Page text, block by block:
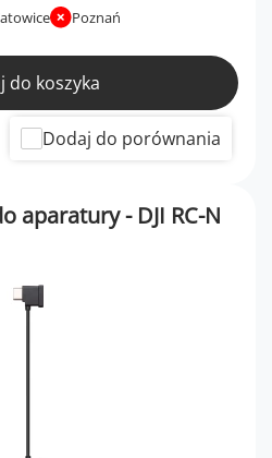
Poznań
do koszyka
Dodaj do porównania
aparatury - DJI RC-N